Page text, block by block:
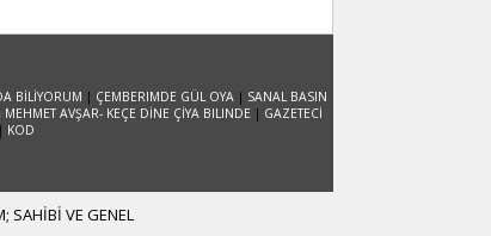
BİLİYORUM | ÇEMBERIMDE GÜL OYA| SANAL BASIN
MEHMET AVŞAR- KEÇE DİNE ÇİYA BILINDE | GAZETECİ
| KOD
SAHİBİ VE GENEL